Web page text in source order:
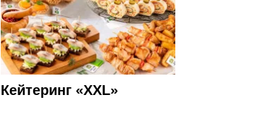
Кейтеринг «XXL»